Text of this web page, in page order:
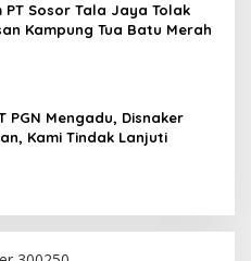
PT Sosor Tala Jaya Tolak
Kampung Tua Batu Merah
PGN Mengadu, Disnaker
Kami Tindak Lanjuti